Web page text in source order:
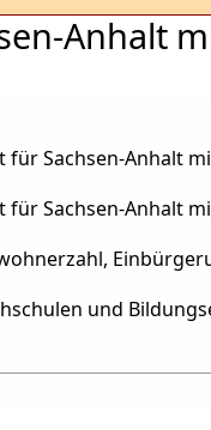
Anhalt
Sachsen-Anhalt
Sachsen-Anhalt
und